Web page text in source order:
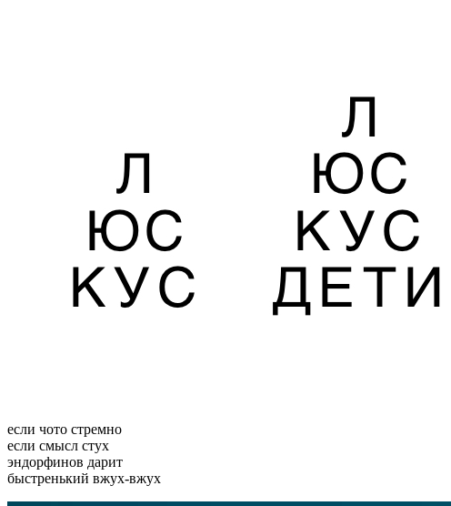
если чото стремно
если смысл стух
эндорфинов дарит
быстренький вжух-вжух